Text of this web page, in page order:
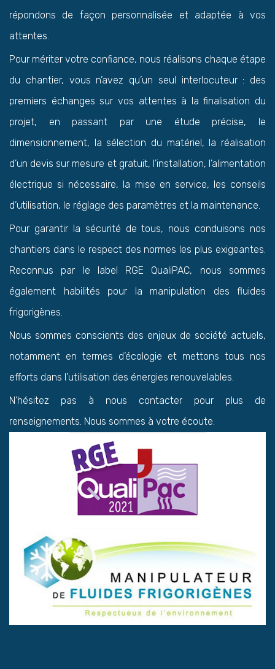
répondons de façon personnalisée et adaptée à vos
attentes.
Pour mériter votre confiance, nous réalisons chaque étape
du chantier, vous n’avez qu’un seul interlocuteur : des
premiers échanges sur vos attentes à la finalisation du
projet, en passant par une étude précise, le
dimensionnement, la sélection du matériel, la réalisation
d’un devis sur mesure et gratuit, l’installation, l’alimentation
électrique si nécessaire, la mise en service, les conseils
d’utilisation, le réglage des paramètres et la maintenance.
Pour garantir la sécurité de tous, nous conduisons nos
chantiers dans le respect des normes les plus exigeantes.
Reconnus par le label RGE QualiPAC, nous sommes
également habilités pour la manipulation des fluides
frigorigènes.
Nous sommes conscients des enjeux de société actuels,
notamment en termes d’écologie et mettons tous nos
efforts dans l’utilisation des énergies renouvelables.
N’hésitez pas à nous contacter pour plus de
renseignements. Nous sommes à votre écoute.